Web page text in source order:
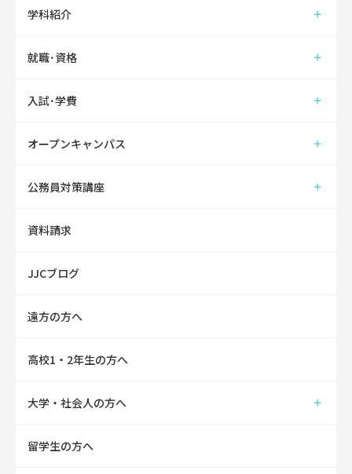
学科紹介
就職･資格
入試･学費
オープンキャンパス
公務員対策講座
資料請求
JJCブログ
遠方の方へ
高校1・2年生の方へ
大学・社会人の方へ
留学生の方へ